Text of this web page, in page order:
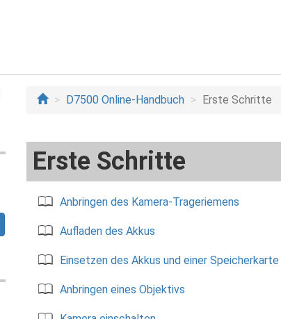
D7500 Online-Handbuch Erste Schritte
Erste Schritte
Anbringen des Kamera-Trageriemens
Aufladen des Akkus
Einsetzen des Akkus und einer Speicherkarte
Anbringen eines Objektivs